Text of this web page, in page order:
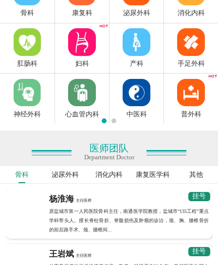
骨科 康复科 泌尿外科 消化内科
肛肠科 妇科 产科 手足外科
神经外科 心血管内科 中医科 普外科
医师团队
Department Doctor
骨科 泌尿外科 消化内科 康复医学科 其他
杨淮海 主任医师
原盐城市第一人民医院骨科主任，南通医学院教授，盐城市“135工程”重点
学科带头人。擅长脊柱骨折、脊髓损伤及肿瘤的诊治，颈、胸、腰椎骨折
的前后路手术、颈、腰椎间...
挂号
王岩斌 主任医师
挂号